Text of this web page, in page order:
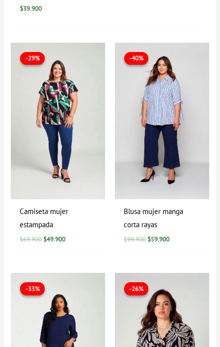
$39.900
-29%
-29%
Camiseta mujer
estampada
$69.900
precio
original
era:
$69.900.
$49.900
es:
$49.900.
-40%
-40%
Blusa mujer manga
corta rayas
$99.900
precio
original
era:
$99.900.
$59.900
actual
es:
$59.900.
-33%
-33% precio
original
era:
$89.900.
es:
$59.900.
-26%
-26% precio
original
era:
$94.900.
actual
es:
$69.900.